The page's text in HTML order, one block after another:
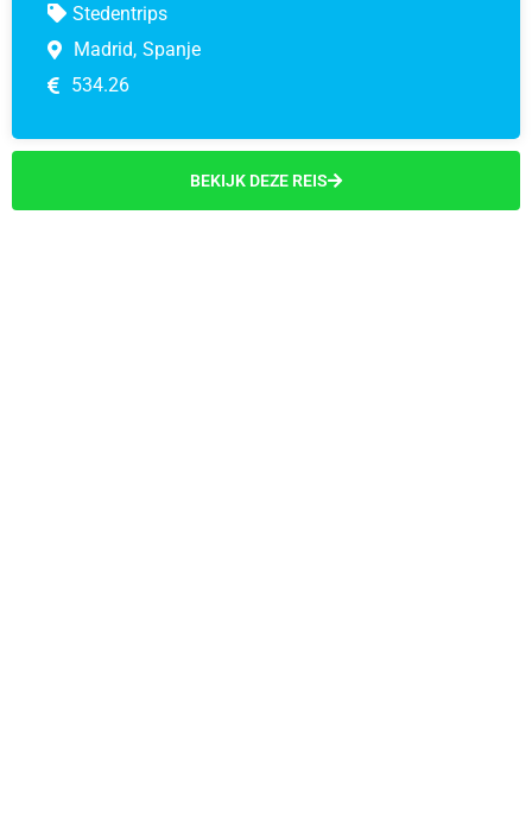
Stedentrips
Madrid, Spanje
534.26
BEKIJK DEZE REIS